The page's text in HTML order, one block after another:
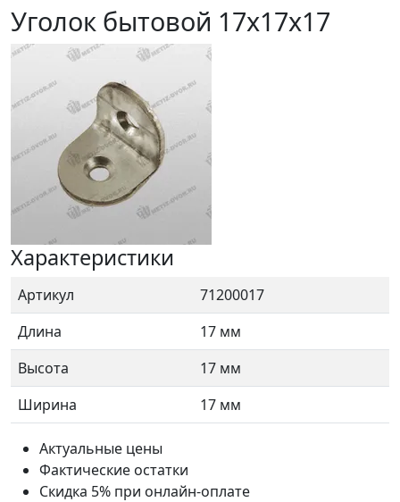
Уголок бытовой 17х17х17
Характеристики
Артикул
71200017
Длина
17 мм
Высота
17 мм
Ширина
17 мм
Актуальные цены
Фактические остатки
Скидка 5% при онлайн-оплате